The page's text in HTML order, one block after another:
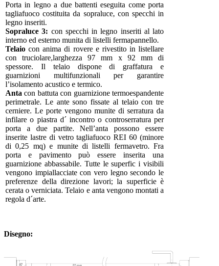
Porta in legno a due battenti eseguita come porta
tagliafuoco costituita da sopraluce, con specchi in
legno inseriti.
Sopraluce 3: con specchi in legno inseriti al lato
interno ed esterno munita di listelli fermapannello.
Telaio con anima di rovere e rivestito in listellare
con truciolare,larghezza 97 mm x 92 mm di
spessore. Il telaio dispone di graffatura e
guarnizioni multifunzionali per garantire
l’isolamento acustico e termico.
Anta con battuta con guarnizione termoespandente
perimetrale. Le ante sono fissate al telaio con tre
cerniere. Le porte vengono munite di serratura da
infilare o piastra d´ incontro o controserratura per
porta a due partite. Nell’anta possono essere
inserite lastre di vetro tagliafuoco REI 60 (minore
di 0,25 mq) e munite di listelli fermavetro. Fra
porta e pavimento può essere inserita una
guarnizione abbassabile. Tutte le superfic i visibili
vengono impiallacciate con vero legno secondo le
preferenze della direzione lavori; la superficie è
cerata o verniciata. Telaio e anta vengono montati a
regola d´arte.
Disegno: